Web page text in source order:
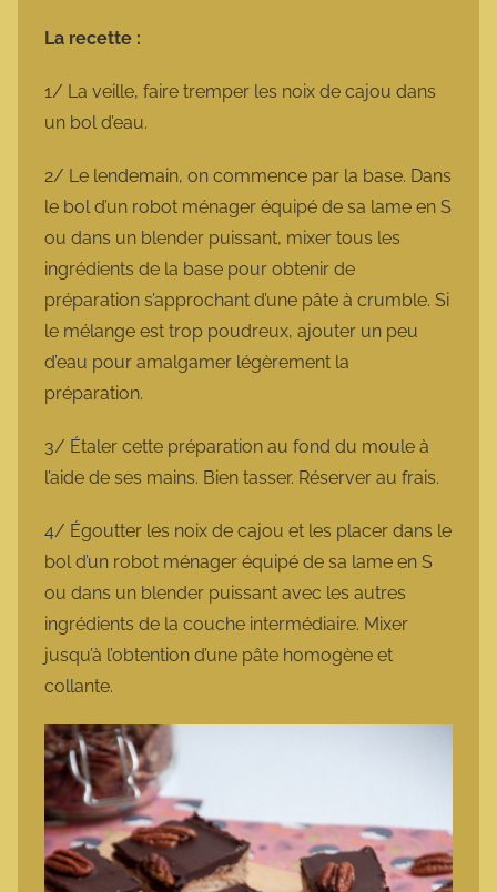
La recette :
1/ La veille, faire tremper les noix de cajou dans
un bol d’eau.
2/ Le lendemain, on commence par la base. Dans
le bol d’un robot ménager équipé de sa lame en S
ou dans un blender puissant, mixer tous les
ingrédients de la base pour obtenir de
préparation s’approchant d’une pâte à crumble. Si
le mélange est trop poudreux, ajouter un peu
d’eau pour amalgamer légèrement la
préparation.
3/ Étaler cette préparation au fond du moule à
l’aide de ses mains. Bien tasser. Réserver au frais.
4/ Égoutter les noix de cajou et les placer dans le
bol d’un robot ménager équipé de sa lame en S
ou dans un blender puissant avec les autres
ingrédients de la couche intermédiaire. Mixer
jusqu’à l’obtention d’une pâte homogène et
collante.